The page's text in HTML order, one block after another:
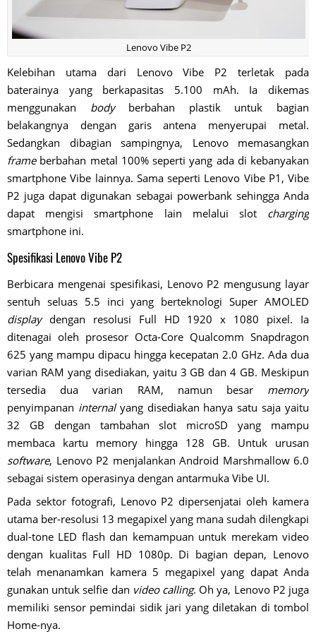
Lenovo Vibe P2
Kelebihan utama dari Lenovo Vibe P2 terletak pada
baterainya yang berkapasitas 5.100 mAh. Ia dikemas
menggunakan bodyberbahan plastik untuk bagian
belakangnya dengan garis antena menyerupai metal.
Sedangkan dibagian sampingnya, Lenovo memasangkan
frameberbahan metal 100% seperti yang ada di kebanyakan
smartphone Vibe lainnya. Sama seperti Lenovo Vibe P1, Vibe
P2 juga dapat digunakan sebagai powerbank sehingga Anda
dapat mengisi smartphone lain melalui slot charging
smartphone ini.
Spesifikasi Lenovo Vibe P2
Berbicara mengenai spesifikasi, Lenovo P2 mengusung layar
sentuh seluas 5.5 inci yang berteknologi Super AMOLED
displaydengan resolusi Full HD 1920 x 1080 pixel. Ia
ditenagai oleh prosesor Octa-Core Qualcomm Snapdragon
625 yang mampu dipacu hingga kecepatan 2.0 GHz. Ada dua
varian RAM yang disediakan, yaitu 3 GB dan 4 GB. Meskipun
tersedia dua varian RAM, namun besar memory
penyimpanan internalyang disediakan hanya satu saja yaitu
32 GB dengan tambahan slot microSD yang mampu
membaca kartu memory hingga 128 GB. Untuk urusan
software, Lenovo P2 menjalankan Android Marshmallow 6.0
sebagai sistem operasinya dengan antarmuka Vibe UI.
Pada sektor fotografi, Lenovo P2 dipersenjatai oleh kamera
utama ber-resolusi 13 megapixel yang mana sudah dilengkapi
dual-tone LED flash dan kemampuan untuk merekam video
dengan kualitas Full HD 1080p. Di bagian depan, Lenovo
telah menanamkan kamera 5 megapixel yang dapat Anda
gunakan untuk selfie dan video calling. Oh ya, Lenovo P2 juga
memiliki sensor pemindai sidik jari yang diletakan di tombol
Home-nya.